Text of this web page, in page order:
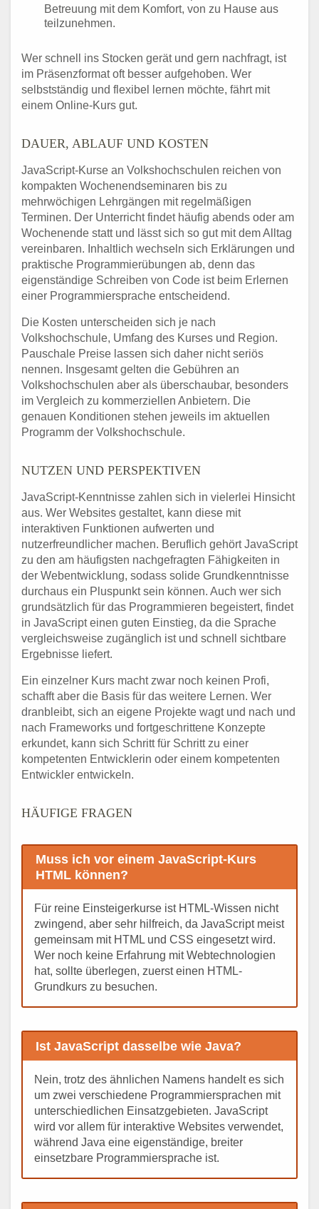
Betreuung mit dem Komfort, von zu Hause aus
teilzunehmen.
Wer schnell ins Stocken gerät und gern nachfragt, ist
im Präsenzformat oft besser aufgehoben. Wer
selbstständig und flexibel lernen möchte, fährt mit
einem Online-Kurs gut.
DAUER, ABLAUF UND KOSTEN
JavaScript-Kurse an Volkshochschulen reichen von
kompakten Wochenendseminaren bis zu
mehrwöchigen Lehrgängen mit regelmäßigen
Terminen. Der Unterricht findet häufig abends oder am
Wochenende statt und lässt sich so gut mit dem Alltag
vereinbaren. Inhaltlich wechseln sich Erklärungen und
praktische Programmierübungen ab, denn das
eigenständige Schreiben von Code ist beim Erlernen
einer Programmiersprache entscheidend.
Die Kosten unterscheiden sich je nach
Volkshochschule, Umfang des Kurses und Region.
Pauschale Preise lassen sich daher nicht seriös
nennen. Insgesamt gelten die Gebühren an
Volkshochschulen aber als überschaubar, besonders
im Vergleich zu kommerziellen Anbietern. Die
genauen Konditionen stehen jeweils im aktuellen
Programm der Volkshochschule.
NUTZEN UND PERSPEKTIVEN
JavaScript-Kenntnisse zahlen sich in vielerlei Hinsicht
aus. Wer Websites gestaltet, kann diese mit
interaktiven Funktionen aufwerten und
nutzerfreundlicher machen. Beruflich gehört JavaScript
zu den am häufigsten nachgefragten Fähigkeiten in
der Webentwicklung, sodass solide Grundkenntnisse
durchaus ein Pluspunkt sein können. Auch wer sich
grundsätzlich für das Programmieren begeistert, findet
in JavaScript einen guten Einstieg, da die Sprache
vergleichsweise zugänglich ist und schnell sichtbare
Ergebnisse liefert.
Ein einzelner Kurs macht zwar noch keinen Profi,
schafft aber die Basis für das weitere Lernen. Wer
dranbleibt, sich an eigene Projekte wagt und nach und
nach Frameworks und fortgeschrittene Konzepte
erkundet, kann sich Schritt für Schritt zu einer
kompetenten Entwicklerin oder einem kompetenten
Entwickler entwickeln.
HÄUFIGE FRAGEN
Muss ich vor einem JavaScript-Kurs
HTML können?
Für reine Einsteigerkurse ist HTML-Wissen nicht
zwingend, aber sehr hilfreich, da JavaScript meist
gemeinsam mit HTML und CSS eingesetzt wird.
Wer noch keine Erfahrung mit Webtechnologien
hat, sollte überlegen, zuerst einen HTML-
Grundkurs zu besuchen.
Ist JavaScript dasselbe wie Java?
Nein, trotz des ähnlichen Namens handelt es sich
um zwei verschiedene Programmiersprachen mit
unterschiedlichen Einsatzgebieten. JavaScript
wird vor allem für interaktive Websites verwendet,
während Java eine eigenständige, breiter
einsetzbare Programmiersprache ist.